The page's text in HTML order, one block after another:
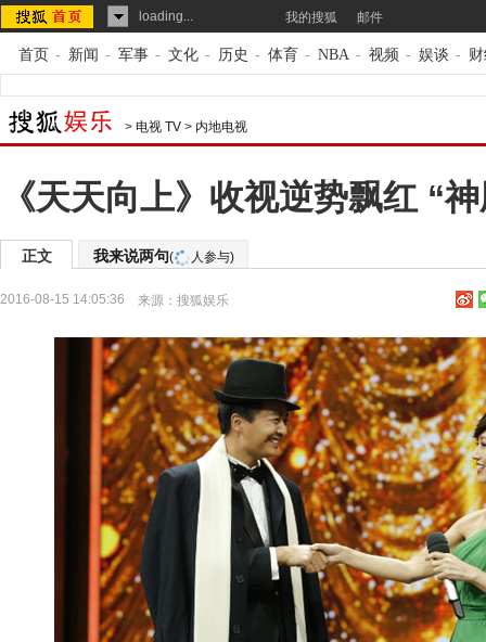
loading... 我的搜狐 邮件
首页 - 新闻 - 军事 - 文化 - 历史 - 体育 - NBA - 视频 - 娱谈 -
> 电视 TV > 内地电视
《天天向上》收视逆势飘红 “
正文 我来说两句( 人参与)
2016-08-15 14:05:36 来源： 搜狐娱乐